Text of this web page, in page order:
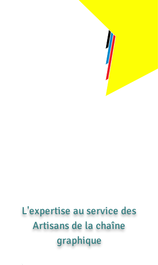
L'expertise au service des
Artisans de la chaîne
graphique